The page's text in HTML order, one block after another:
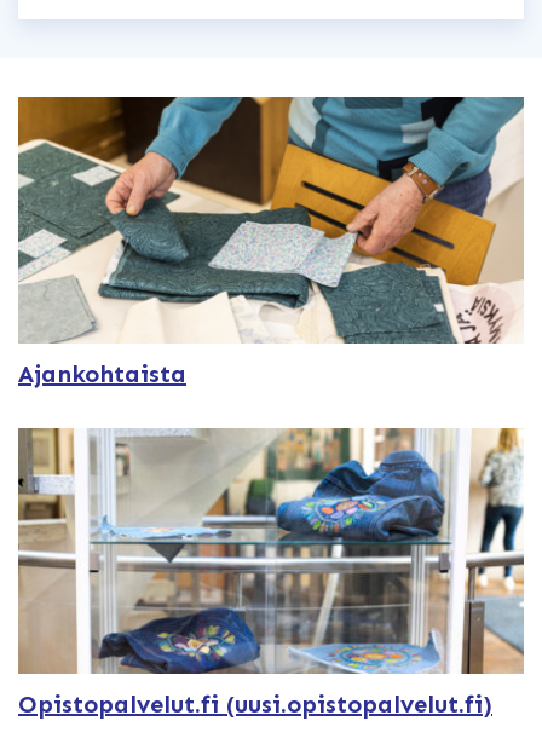
Ajankohtaista
Opistopalvelut.fi (uusi.opistopalvelut.fi)